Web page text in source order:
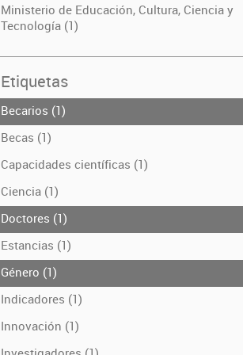
Ministerio de Educación, Cultura, Ciencia y
Tecnología (1)
Etiquetas
Becarios (1)
Becas (1)
Capacidades científicas (1)
Ciencia (1)
Doctores (1)
Estancias (1)
Género (1)
Indicadores (1)
Innovación (1)